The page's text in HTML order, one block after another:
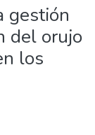
gestión
del orujo
los